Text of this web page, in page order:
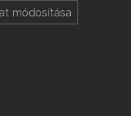
módosítása